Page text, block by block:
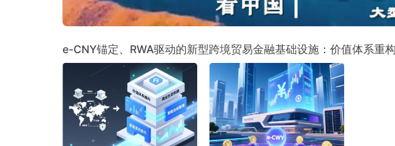
e-CNY锚定、RWA驱动的新型跨境贸易金融基础设施：价值体系重